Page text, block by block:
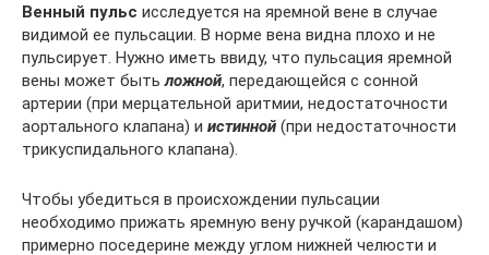
Венный пульс исследуется на яремной вене в случае
видимой ее пульсации. В норме вена видна плохо и не
пульсирует. Нужно иметь ввиду, что пульсация яремной
вены может бытьложной, передающейся с сонной
артерии (при мерцательной аритмии, недостаточности
аортального клапана) и истинной (при недостаточности
трикуспидального клапана).
Чтобы убедиться в происхождении пульсации
необходимо прижать яремную вену ручкой (карандашом)
примерно поседерине между углом нижней челюсти и